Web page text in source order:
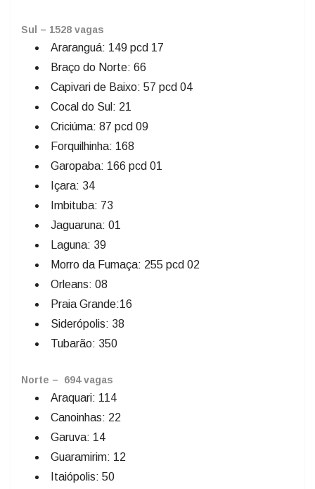
Sul – 1528 vagas
Araranguá: 149 pcd 17
Braço do Norte: 66
Capivari de Baixo: 57 pcd 04
Cocal do Sul: 21
Criciúma: 87 pcd 09
Forquilhinha: 168
Garopaba: 166 pcd 01
Içara: 34
Imbituba: 73
Jaguaruna: 01
Laguna: 39
Morro da Fumaça: 255 pcd 02
Orleans: 08
Praia Grande:16
Siderópolis: 38
Tubarão: 350
Norte – 694 vagas
Araquari: 114
Canoinhas: 22
Garuva: 14
Guaramirim: 12
Itaiópolis: 50